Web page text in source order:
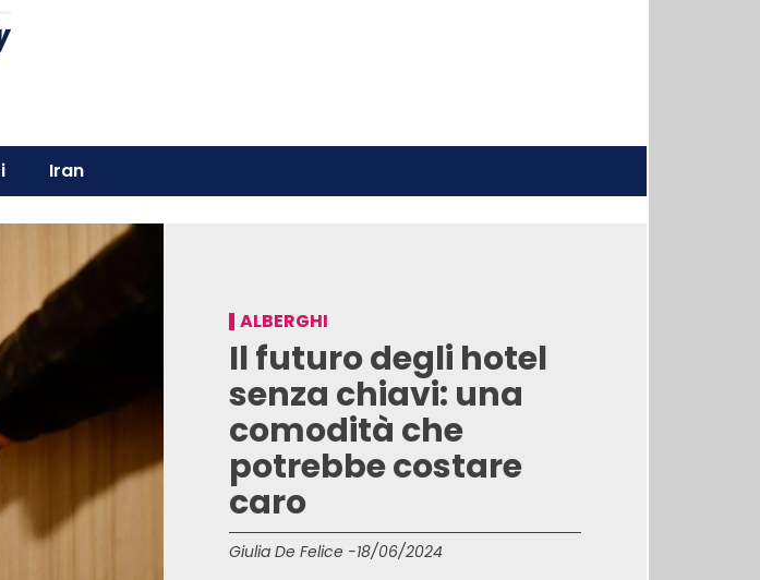
Iran
ALBERGHI
Il futuro degli hotel
senza chiavi: una
comodità che
potrebbe costare
caro
Giulia De Felice -18/06/2024